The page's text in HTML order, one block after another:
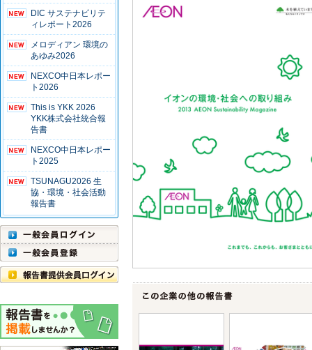
DIC サステナビリテ
ィレポート2026
メロディアン 環境の
あゆみ2026
NEXCO中日本レポー
ト2026
This is YKK 2026
YKK株式会社統合報
告書
NEXCO中日本レポー
ト2025
TSUNAGU2026 生
協・環境・社会活動
報告書